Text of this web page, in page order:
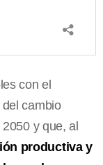
con el
cambio
y que, al
productiva y